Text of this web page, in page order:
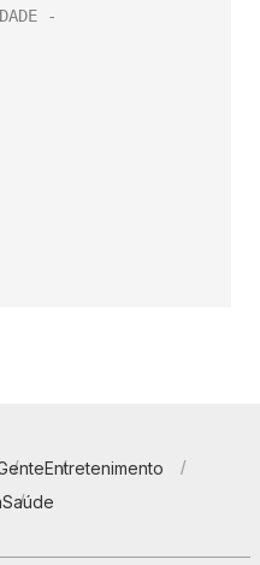
Entretenimento
Saúde